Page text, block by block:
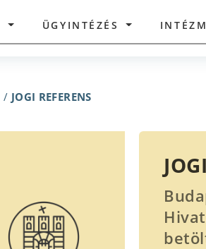
ÜGYINTÉZÉS
/ JOGI REFERENS